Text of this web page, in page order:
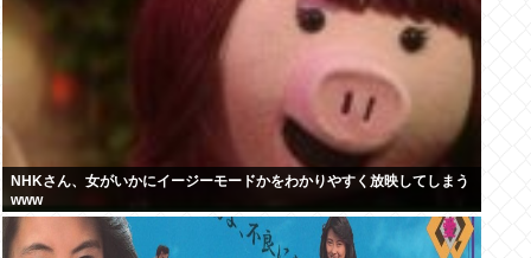
NHKさん、女がいかにイージーモードかをわかりやすく放映してしまう
www